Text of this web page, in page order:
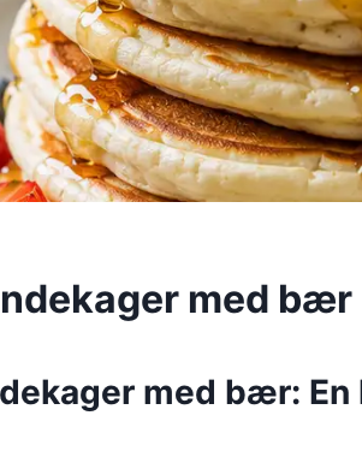
med bær
med bær: